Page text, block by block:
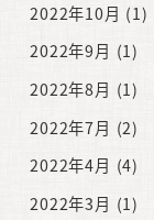
2022年10月 (1)
2022年9月 (1)
2022年8月 (1)
2022年7月 (2)
2022年4月 (4)
2022年3月 (1)